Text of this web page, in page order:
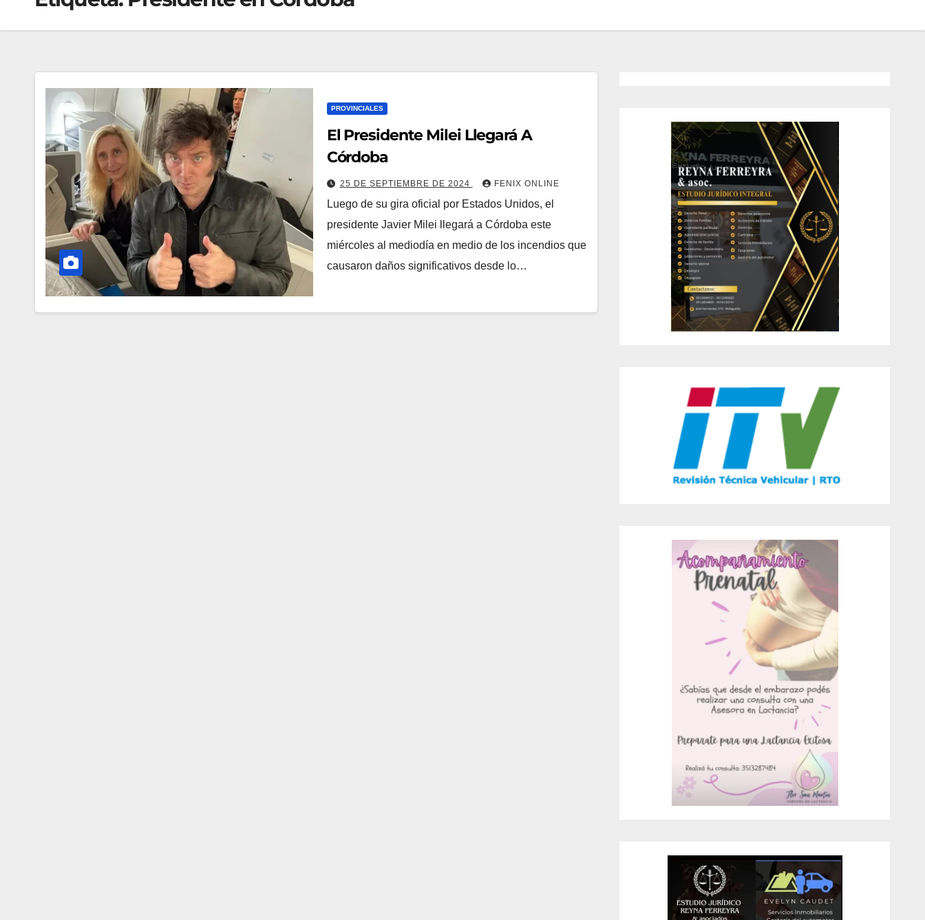
PROVINCIALES
El Presidente Milei Llegará A
Córdoba
25 DE SEPTIEMBRE DE 2024 FENIX ONLINE
Luego de su gira oficial por Estados Unidos, el
presidente Javier Milei llegará a Córdoba este
miércoles al mediodía en medio de los incendios que
causaron daños significativos desde lo…